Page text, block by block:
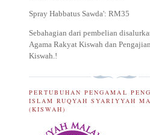
Spray Habbatus Sawda': RM35
Sebahagian dari pembelian
Agama Rakyat Kiswah dan
Kiswah.!
PERTUBUHAN PENGAMAL
ISLAM RUQYAH SYARIYYAH
(KISWAH)